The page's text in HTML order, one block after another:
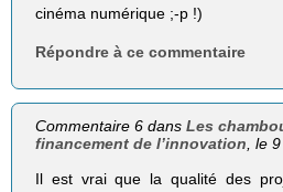
cinéma numérique ;-p !)
Répondre à ce commentaire
Commentaire 6 dansLes
financement de l’innovation , le
Il est vrai que la qualité des